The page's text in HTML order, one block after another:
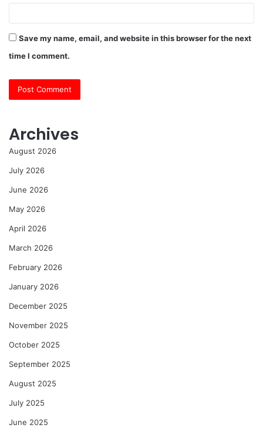
Save my name, email, and website in this browser for the next
time I comment.
Archives
August 2026
July 2026
June 2026
May 2026
April 2026
March 2026
February 2026
January 2026
December 2025
November 2025
October 2025
September 2025
August 2025
July 2025
June 2025